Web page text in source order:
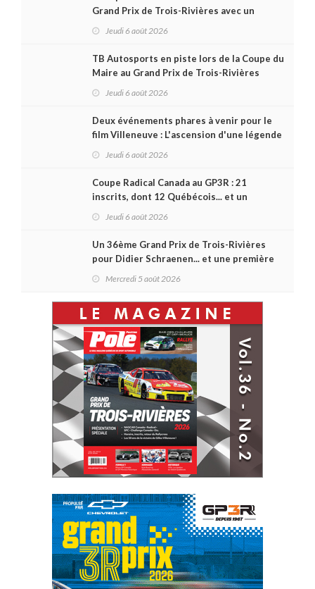
Grand Prix de Trois-Rivières avec un
Jeudi 6 août 2026
TB Autosports en piste lors de la Coupe du
Maire au Grand Prix de Trois-Rivières
Jeudi 6 août 2026
Deux événements phares à venir pour le
film Villeneuve : L'ascension d'une légende
Jeudi 6 août 2026
Coupe Radical Canada au GP3R : 21
inscrits, dont 12 Québécois... et un
Jeudi 6 août 2026
Un 36ème Grand Prix de Trois-Rivières
pour Didier Schraenen... et une première
Mercredi 5 août 2026